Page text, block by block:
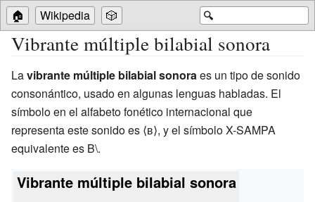
🔍
🏠 Wikipedia 🎲
Vibrante múltiple bilabial sonora
Lavibrante múltiple bilabial sonora es un tipo de sonido
consonántico, usado en algunas lenguas habladas. El
símbolo en el alfabeto fonético internacional que
representa este sonido es ⟨ʙ⟩, y el símbolo X-SAMPA
equivalente es B\.
Vibrante múltiple bilabial sonora